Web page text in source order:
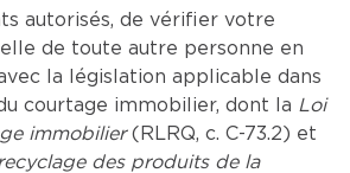
autorisés, de vérifier votre
de toute autre personne en
la législation applicable dans
courtage immobilier, dont la Loi
immobilier(RLRQ, c. C-73.2) et
des produits de la